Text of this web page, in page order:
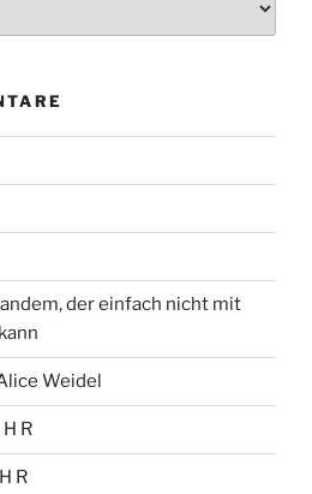
der einfach nicht mit
Weidel
R
R